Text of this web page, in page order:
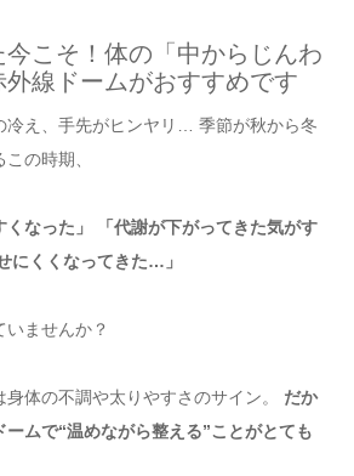
こそ！体の「中からじんわ
外線ドームがおすすめです
冷え、手先がヒンヤリ… 季節が秋から冬
の時期、
くなった」 「代謝が下がってきた気がす
にくくなってきた…」
いませんか？
体の不調や太りやすさのサイン。 だか
ームで“温めながら整える”ことがとても